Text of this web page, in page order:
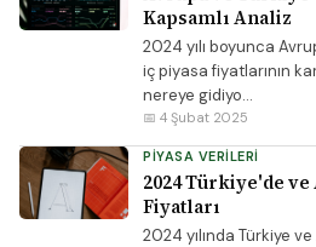
Kapsamlı Analiz
2024 yılı boyunca
iç piyasa fiyatlarının
nereye gidiyo...
📅 4 Şubat 2025
PIYASA VERILERI
2024 Türkiye'de ve
Fiyatları
2024 yılında Türkiye